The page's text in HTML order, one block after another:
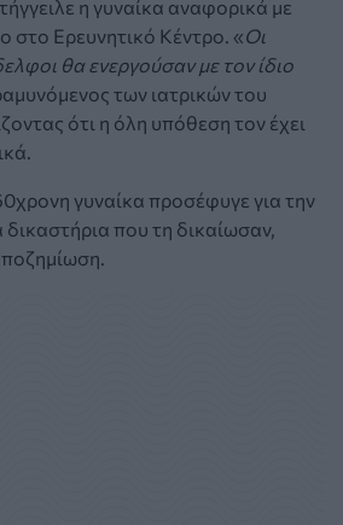
η γυναίκα αναφορικά με
στο Ερευνητικό Κέντρο. «Οι
θα ενεργούσαν με τον ίδιο
των ιατρικών του
ότι η όλη υπόθεση τον έχει
γυναίκα προσέφυγε για την
που τη δικαίωσαν,